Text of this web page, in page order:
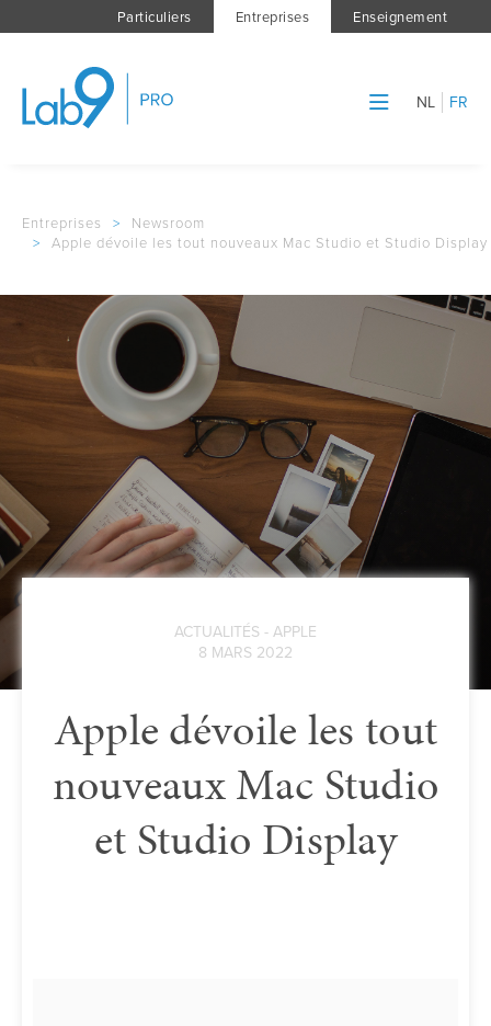
Particuliers Entreprises Enseignement
NL FR
Entreprises >
Newsroom
> Apple dévoile les tout nouveaux Mac Studio et Studio Display
ACTUALITÉS - APPLE
8 MARS 2022
Apple dévoile les tout
nouveaux Mac Studio
et Studio Display